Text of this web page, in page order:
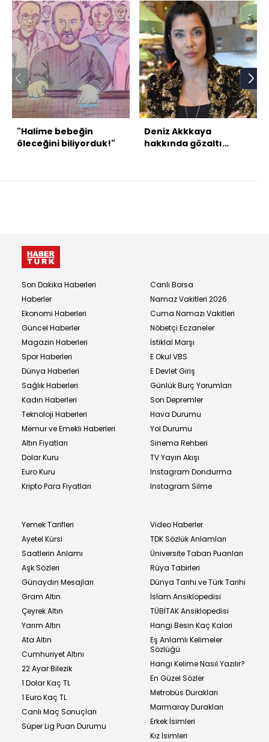
"Halime bebeğin
öleceğini biliyorduk!"
Deniz Akkkaya
hakkında gözaltı
Son Dakika Haberleri
Haberler
Ekonomi Haberleri
Güncel Haberler
Magazin Haberleri
Spor Haberleri
Dünya Haberleri
Sağlık Haberleri
Kadın Haberleri
Teknoloji Haberleri
Memur ve Emekli Haberleri
Altın Fiyatları
Dolar Kuru
Euro Kuru
Kripto Para Fiyatları
Canlı Borsa
Namaz Vakitleri 2026
Cuma Namazı Vakitleri
Nöbetçi Eczaneler
İstiklal Marşı
E Okul VBS
E Devlet Giriş
Günlük Burç Yorumları
Son Depremler
Hava Durumu
Yol Durumu
Sinema Rehberi
TV Yayın Akışı
Instagram Dondurma
Instagram Silme
Yemek Tarifleri
Ayetel Kürsi
Saatlerin Anlamı
Aşk Sözleri
Günaydın Mesajları
Gram Altın
Çeyrek Altın
Yarım Altın
Ata Altın
Cumhuriyet Altını
22 Ayar Bilezik
1 Dolar Kaç TL
1 Euro Kaç TL
Canlı Maç Sonuçları
Süper Lig Puan Durumu
Video Haberler
TDK Sözlük Anlamları
Üniversite Taban Puanları
Rüya Tabirleri
Dünya Tarihi ve Türk Tarihi
İslam Ansiklopedisi
TÜBİTAK Ansiklopedisi
Hangi Besin Kaç Kalori
Eş Anlamlı Kelimeler
Sözlüğü
Hangi Kelime Nasıl Yazılır?
En Güzel Sözler
Metrobüs Durakları
Marmaray Durakları
Erkek İsimleri
Kız İsimleri